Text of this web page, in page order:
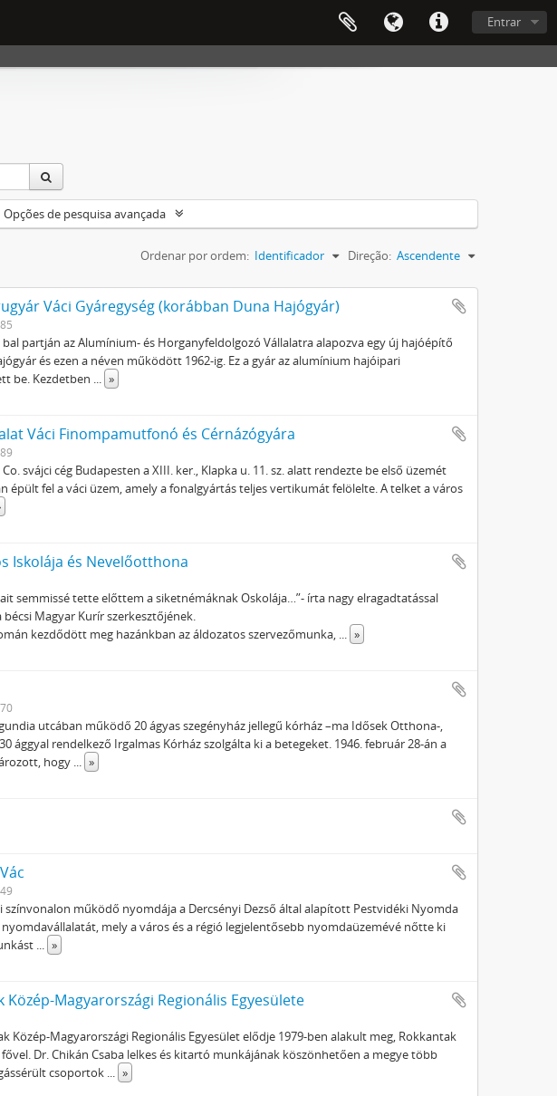
Entrar
Opções de pesquisa avançada
Ordenar por ordem: Identificador Direção: Ascendente
Váci Gyáregység (korábban Duna Hajógyár)
bal partján az Alumínium- és Horganyfeldolgozó Vállalatra alapozva egy új hajóépítő
és ezen a néven működött 1962-ig. Ez a gyár az alumínium hajóipari
be. Kezdetben ... »
Váci Finompamutfonó és Cérnázógyára
svájci cég Budapesten a XIII. ker., Klapka u. 11. sz. alatt rendezte be első üzemét
épült fel a váci üzem, amely a fonalgyártás teljes vertikumát felölelte. A telket a város
Iskolája és Nevelőotthona
semmissé tette előttem a siketnémáknak Oskolája…”- írta nagy elragadtatással
bécsi Magyar Kurír szerkesztőjének.
kezdődött meg hazánkban az áldozatos szervezőmunka, ... »
utcában működő 20 ágyas szegényház jellegű kórház –ma Idősek Otthona-,
ággyal rendelkező Irgalmas Kórház szolgálta ki a betegeket. 1946. február 28-án a
hogy ... »
színvonalon működő nyomdája a Dercsényi Dezső által alapított Pestvidéki Nyomda
mely a város és a régió legjelentősebb nyomdaüzemévé nőtte ki
... »
Magyarországi Regionális Egyesülete
Közép-Magyarországi Regionális Egyesület elődje 1979-ben alakult meg, Rokkantak
fővel. Dr. Chikán Csaba lelkes és kitartó munkájának köszönhetően a megye több
csoportok ... »